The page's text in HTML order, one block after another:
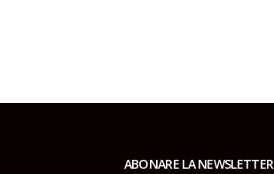
ABONARE LA NEWSLETTER